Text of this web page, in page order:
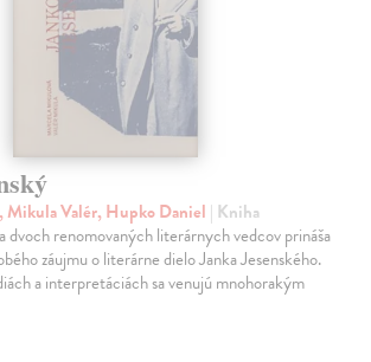
Mikula Valér, Hupko Daniel | Kniha
dvoch renomovaných literárnych vedcov prináša
záujmu o literárne dielo Janka Jesenského.
a interpretáciách sa venujú mnohorakým